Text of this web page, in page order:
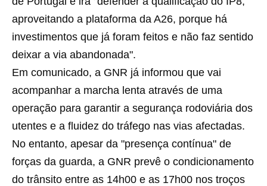
aproveitando a plataforma da A26, porque há
investimentos que já foram feitos e não faz sentido
deixar a via abandonada".
Em comunicado, a GNR já informou que vai
acompanhar a marcha lenta através de uma
operação para garantir a segurança rodoviária dos
utentes e a fluidez do tráfego nas vias afectadas.
No entanto, apesar da "presença contínua" de
forças da guarda, a GNR prevê o condicionamento
do trânsito entre as 14h00 e as 17h00 nos troços